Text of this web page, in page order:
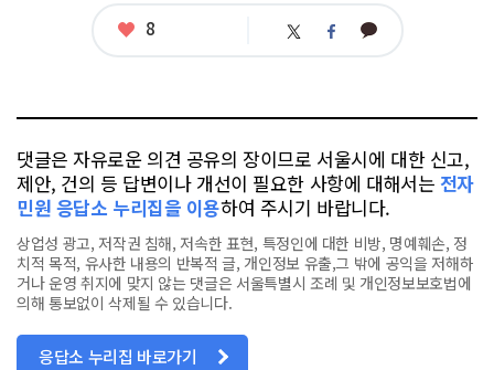
좋
8 트 페 카
댓글은 자유로운 의견 공유의 장이므로 서울시에 대한 신고,
제안, 건의 등 답변이나 개선이 필요한 사항에 대해서는 전자
민원 응답소 누리집을 이용하여 주시기 바랍니다.
상업성 광고, 저작권 침해, 저속한 표현, 특정인에 대한 비방, 명예훼손, 정
치적 목적, 유사한 내용의 반복적 글, 개인정보 유출,그 밖에 공익을 저해하
거나 운영 취지에 맞지 않는 댓글은 서울특별시 조례 및 개인정보보호법에
의해 통보없이 삭제될 수 있습니다.
응답소 누리집 바로가기